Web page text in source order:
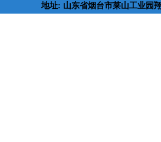
地址: 山东省烟台市莱山工业园